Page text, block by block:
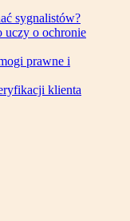
sygnalistów?
uczy o ochronie
prawne i
klienta